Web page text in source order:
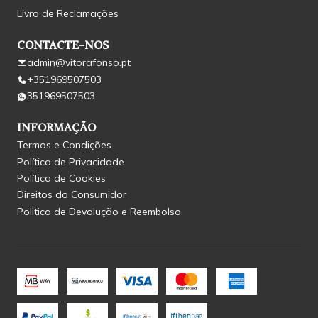
Livro de Reclamações
CONTACTE-NOS
admin@vitorafonso.pt
+351969507503
351969507503
INFORMAÇÃO
Termos e Condições
Política de Privacidade
Política de Cookies
Direitos do Consumidor
Politica de Devolução e Reembolso